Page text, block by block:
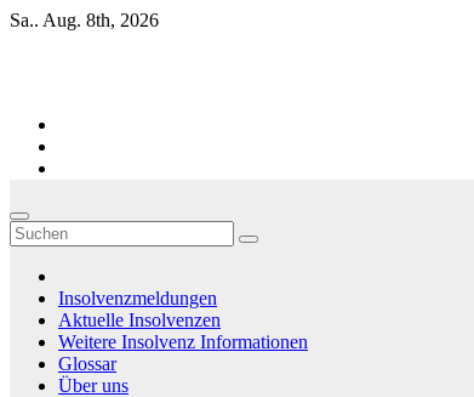
Zum
Sa.. Aug. 8th, 2026
Insolvenzmeldungen
Aktuelle Insolvenzen
Weitere Insolvenz Informationen
Glossar
Über uns